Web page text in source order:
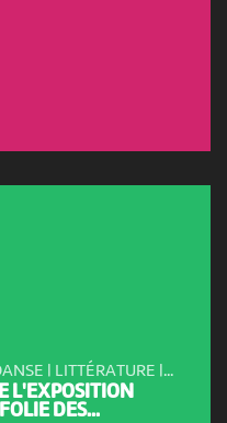
| LITTÉRATURE |...
L'EXPOSITION
DES...